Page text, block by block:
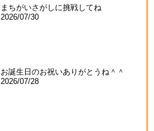
まちがいさがしに挑戦してね
2026/07/30
お誕生日のお祝いありがとうね＾＾
2026/07/28